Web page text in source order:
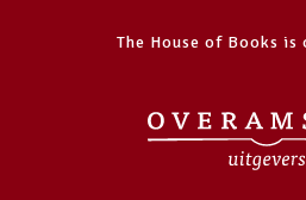
The House of Books is